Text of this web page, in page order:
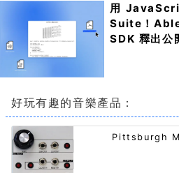
用
Suite！
SDK 釋出公
好玩有趣的音樂產品：
Pittsburgh